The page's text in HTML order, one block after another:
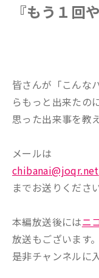
『もう１回
皆さんが「こんな
らもっと出来たの
思った出来事を教
メールは
chibanai@joqr.net
までお送りくださ
本編放送後にはニ
放送もございます。
是非チャンネルに